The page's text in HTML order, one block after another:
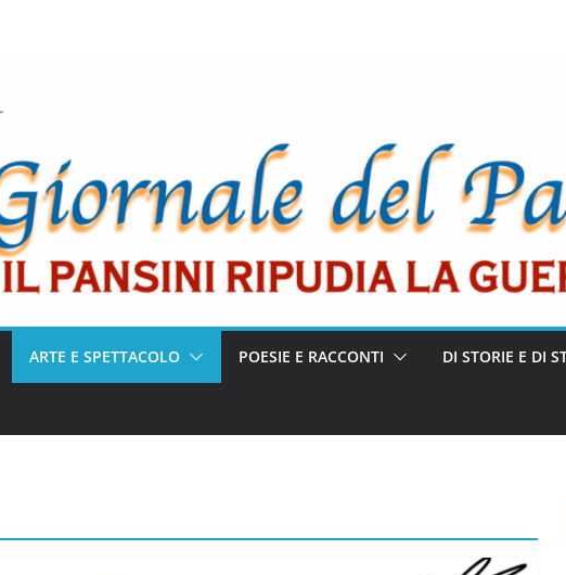
ARTE E SPETTACOLO POESIE E RACCONTI DI STORIE E DI